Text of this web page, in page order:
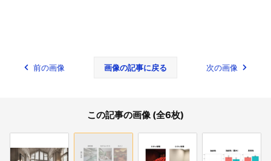
前の画像 画像の記事に戻る 次の画像
この記事の画像 (全6枚)